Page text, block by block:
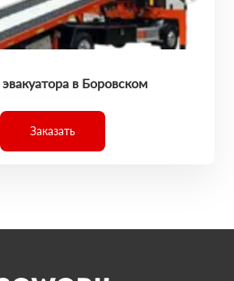
в Боровском
Заказать